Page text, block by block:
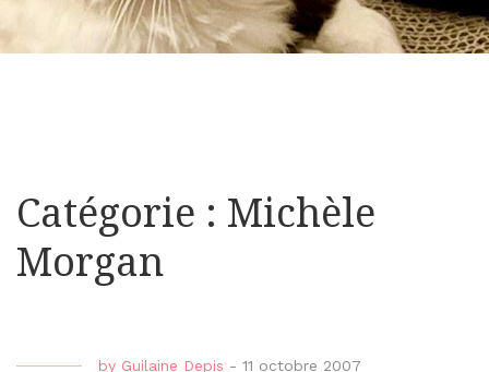
Catégorie : Michèle
Morgan
by Guilaine Depis - 11 octobre 2007